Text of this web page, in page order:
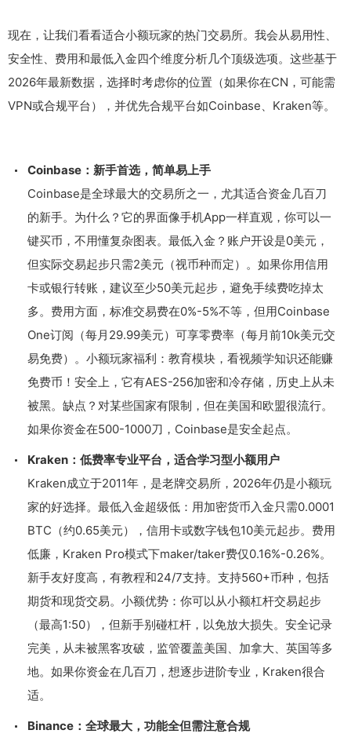
现在，让我们看看适合小额玩家的热门交易所。我会从易用性、
安全性、费用和最低入金四个维度分析几个顶级选项。这些基于
2026年最新数据，选择时考虑你的位置（如果你在CN，可能需
VPN或合规平台），并优先合规平台如Coinbase、Kraken等。
Coinbase：新手首选，简单易上手
Coinbase是全球最大的交易所之一，尤其适合资金几百刀
的新手。为什么？它的界面像手机App一样直观，你可以一
键买币，不用懂复杂图表。最低入金？账户开设是0美元，
但实际交易起步只需2美元（视币种而定）。如果你用信用
卡或银行转账，建议至少50美元起步，避免手续费吃掉太
多。费用方面，标准交易费在0%-5%不等，但用Coinbase
One订阅（每月29.99美元）可享零费率（每月前10k美元交
易免费）。小额玩家福利：教育模块，看视频学知识还能赚
免费币！安全上，它有AES-256加密和冷存储，历史上从未
被黑。缺点？对某些国家有限制，但在美国和欧盟很流行。
如果你资金在500-1000刀，Coinbase是安全起点。
Kraken：低费率专业平台，适合学习型小额用户
Kraken成立于2011年，是老牌交易所，2026年仍是小额玩
家的好选择。最低入金超级低：用加密货币入金只需0.0001
BTC（约0.65美元），信用卡或数字钱包10美元起步。费用
低廉，Kraken Pro模式下maker/taker费仅0.16%-0.26%。
新手友好度高，有教程和24/7支持。支持560+币种，包括
期货和现货交易。小额优势：你可以从小额杠杆交易起步
（最高1:50），但新手别碰杠杆，以免放大损失。安全记录
完美，从未被黑客攻破，监管覆盖美国、加拿大、英国等多
地。如果你资金在几百刀，想逐步进阶专业，Kraken很合
适。
Binance：全球最大，功能全但需注意合规